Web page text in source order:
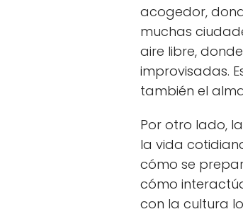
acogedor,
muchas
aire libre,
improvisadas.
también el
Por otro lado, la
la vida
cómo se
cómo
con la cultura